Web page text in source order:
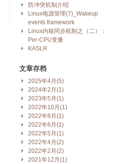
防冲突机制介绍
Linux电源管理(7)_Wakeup
events framework
Linux内核同步机制之（二）：
Per-CPU变量
KASLR
文章存档
2025年4月(5)
2024年2月(1)
2023年5月(1)
2022年10月(1)
2022年8月(1)
2022年6月(1)
2022年5月(1)
2022年4月(2)
2022年2月(2)
2021年12月(1)